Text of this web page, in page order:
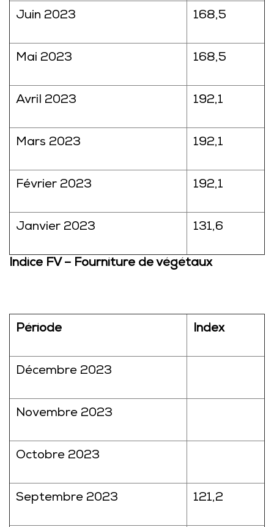
Juin 2023 168,5
Mai 2023 168,5
Avril 2023 192,1
Mars 2023 192,1
Février 2023 192,1
Janvier 2023 131,6
Indice FV – Fourniture de végétaux
Période Index
Décembre 2023
Novembre 2023
Octobre 2023
Septembre 2023 121,2